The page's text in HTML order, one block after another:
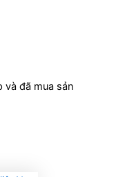
đã mua sản